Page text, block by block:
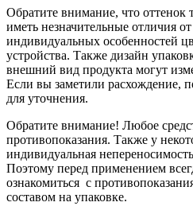
Обратите внимание, что оттенок
иметь незначительные отличия от
индивидуальных особенностей
устройства. Также дизайн
внешний вид продукта могут
Если вы заметили расхождение,
для уточнения.
Обратите внимание! Любое
противопоказания. Также у
индивидуальная
Поэтому перед применением
ознакомиться с
составом на упаковке.